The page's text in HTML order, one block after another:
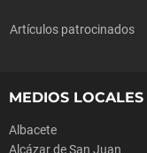
Artículos patrocinados
MEDIOS LOCALES
Albacete
Alcázar de San Juan